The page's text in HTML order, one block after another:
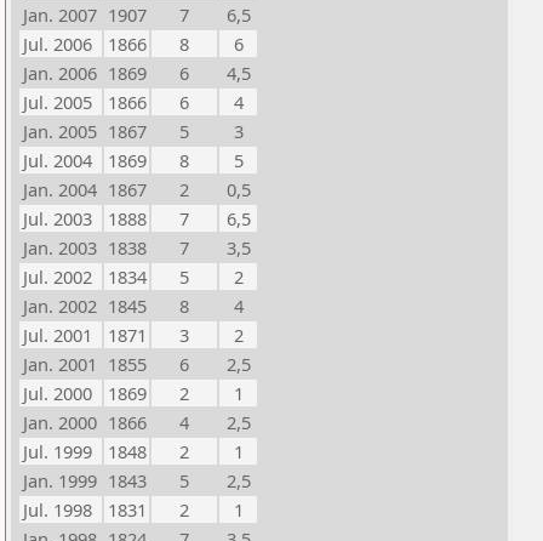
Jan. 2007 1907 7
6,5
Jul. 2006
1866 8
6
Jan. 2006 1869 6
4,5
Jul. 2005
1866 6
4
Jan. 2005 1867 5
3
Jul. 2004
1869 8
5
Jan. 2004 1867 2
0,5
Jul. 2003
1888 7
6,5
Jan. 2003 1838 7
3,5
Jul. 2002
1834 5
2
Jan. 2002 1845 8
4
Jul. 2001
1871 3
2
Jan. 2001 1855 6
2,5
Jul. 2000
1869 2
1
Jan. 2000 1866 4
2,5
Jul. 1999
1848 2
1
Jan. 1999 1843 5
2,5
Jul. 1998
1831 2
1